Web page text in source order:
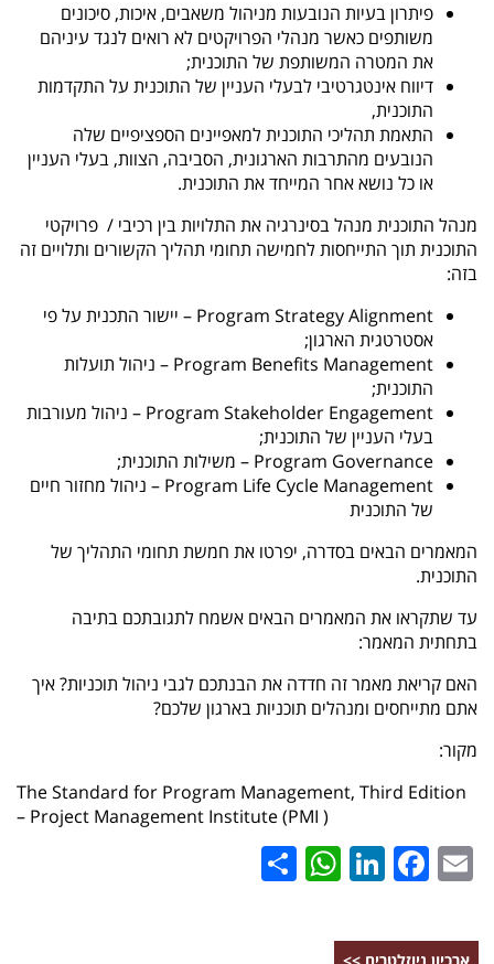
פיתרון בעיות הנובעות מניהול משאבים, איכות, סיכונים
משותפים כאשר מנהלי הפרויקטים לא רואים לנגד עיניהם
את המטרה המשותפת של התוכנית;
דיווח אינטגרטיבי לבעלי העניין של התוכנית על התקדמות
התוכנית,
התאמת תהליכי התוכנית למאפיינים הספציפיים שלה
הנובעים מהתרבות הארגונית, הסביבה, הצוות, בעלי העניין
או כל נושא אחר המייחד את התוכנית.
מנהל התוכנית מנהל בסינרגיה את התלויות בין רכיבי / פרויקטי
התוכנית תוך התייחסות לחמישה תחומי תהליך הקשורים ותלויים זה
בזה:
Program Strategy Alignment – יישור התכנית על פי
אסטרטגית הארגון;
Program Benefits Management – ניהול תועלות
התוכנית;
Program Stakeholder Engagement – ניהול מעורבות
בעלי העניין של התוכנית;
Program Governance – משילות התוכנית;
Program Life Cycle Management – ניהול מחזור חיים
של התוכנית
המאמרים הבאים בסדרה, יפרטו את חמשת תחומי התהליך של
התוכנית.
עד שתקראו את המאמרים הבאים אשמח לתגובתכם בתיבה
בתחתית המאמר:
האם קריאת מאמר זה חדדה את הבנתכם לגבי ניהול תוכניות? איך
אתם מתייחסים ומנהלים תוכניות בארגון שלכם?
מקור:
The Standard for Program Management, Third Edition
– Project Management Institute (PMI )
Email
Facebook
LinkedIn
WhatsApp